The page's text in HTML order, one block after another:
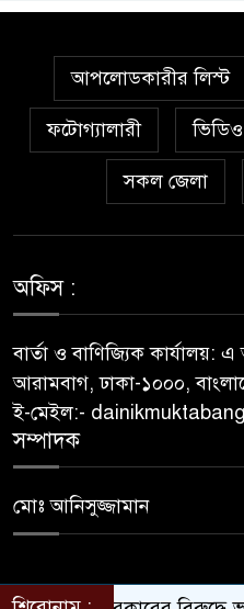
অর্জনের অভিযোগ!
প্রকল্পের টেন্ডারের ফাইল!
আপলোডকারীর লিস্ট
ফটোগ্যালারী ভিডিও
সকল জেলা
অফিস :
বার্তা ও বাণিজ্যিক কার্যালয়:
আরামবাগ, ঢাকা-১০০০,
ই-মেইল:-
সম্পাদক
মোঃ আনিসুজ্জামান